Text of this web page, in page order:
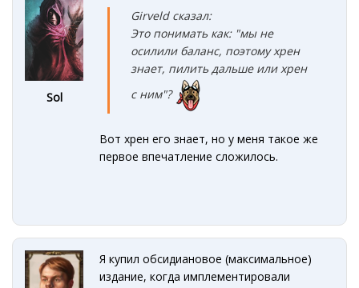
Sol
Girveld сказал:
Это понимать как: "мы не
осилили баланс, поэтому хрен
знает, пилить дальше или хрен
с ним"?
Вот хрен его знает, но у меня такое же
первое впечатление сложилось.
Я купил обсидиановое (максимальное)
издание, когда имплементировали